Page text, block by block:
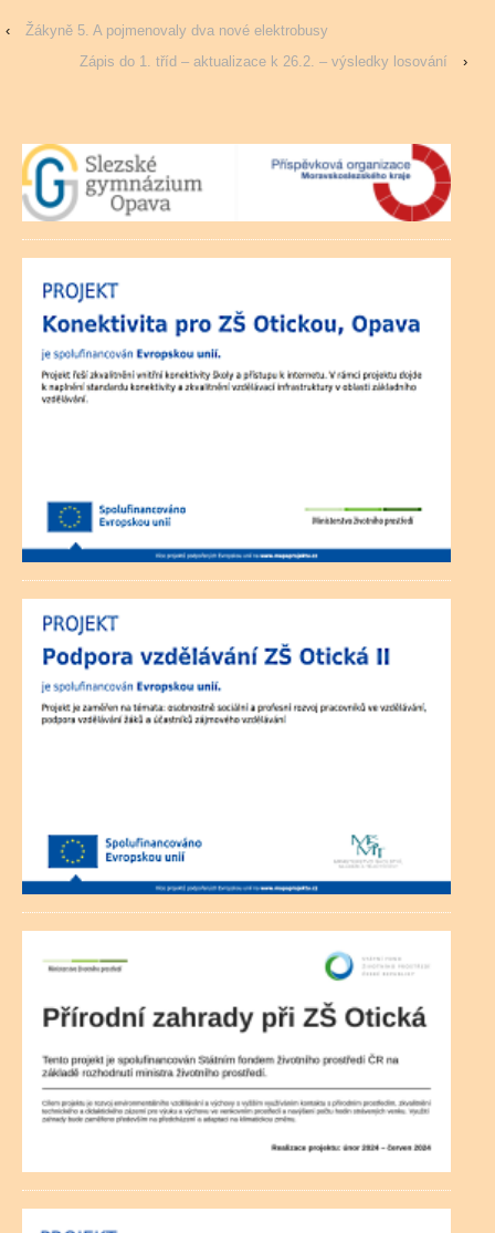
‹
Žákyně 5. A pojmenovaly dva nové elektrobusy
Zápis do 1. tříd – aktualizace k 26.2. – výsledky losování
›